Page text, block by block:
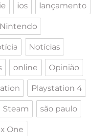
ios lançamento
Nintendo
Notícias
online Opinião
Playstation 4
Steam são paulo
One